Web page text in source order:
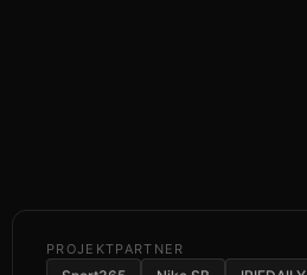
PROJEKTPARTNER